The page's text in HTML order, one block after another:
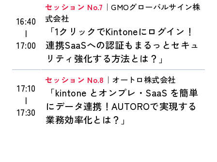
16:40
|
17:00
セッション No.7 ｜GMOグローバルサイン株
式会社
「1クリックでKintoneにログイン！
連携SaaSへの認証もまるっとセキュ
リティ強化する方法とは？」
17:10
|
17:30
セッション No.8 ｜オートロ株式会社
「kintone とオンプレ・SaaS を簡単
にデータ連携！AUTOROで実現する
業務効率化とは？」